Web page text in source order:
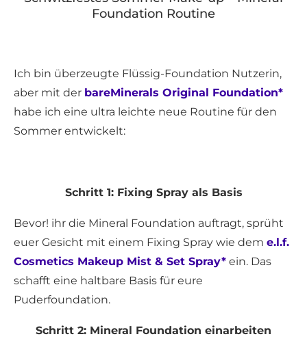
Foundation Routine
Ich bin überzeugte Flüssig-Foundation Nutzerin,
aber mit der bareMinerals Original Foundation*
habe ich eine ultra leichte neue Routine für den
Sommer entwickelt:
Schritt 1: Fixing Spray als Basis
Bevor! ihr die Mineral Foundation auftragt, sprüht
euer Gesicht mit einem Fixing Spray wie dem e.l.f.
Cosmetics Makeup Mist & Set Spray* ein. Das
schafft eine haltbare Basis für eure
Puderfoundation.
Schritt 2: Mineral Foundation einarbeiten